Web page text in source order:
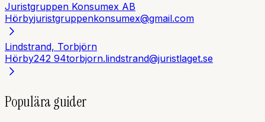
Juristgruppen Konsumex AB
Hörbyjuristgruppenkonsumex@gmail.com
Lindstrand, Torbjörn
Hörby242 94torbjorn.lindstrand@juristlaget.se
Populära guider